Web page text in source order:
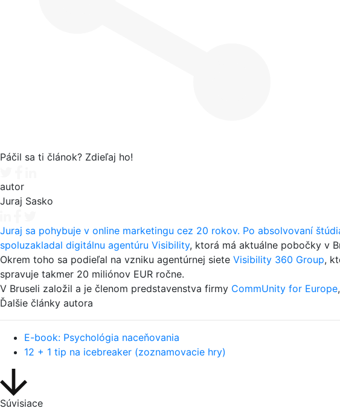
Páčil sa ti článok? Zdieľaj ho!
autor
Juraj Sasko
Juraj sa pohybuje v online marketingu cez 20 rokov. Po absolvovaní
spoluzakladal digitálnu agentúru Visibility, ktorá má aktuálne pobočky v
Okrem toho sa podieľal na vzniku agentúrnej siete Visibility 360 Group,
spravuje takmer 20 miliónov EUR ročne.
V Bruseli založil a je členom predstavenstva firmy CommUnity for Europe
Ďalšie články autora
E-book: Psychológia naceňovania
12 + 1 tip na icebreaker (zoznamovacie hry)
Súvisiace